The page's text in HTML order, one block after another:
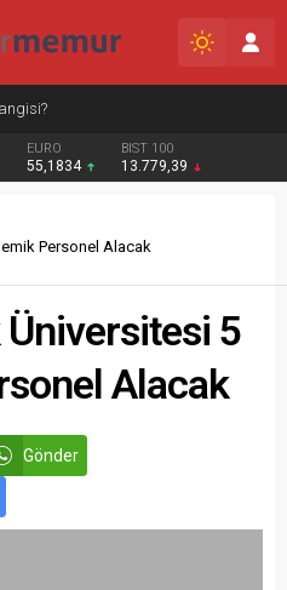
doğru sistem, temiz montaj
EURO
55,1834
BIST 100
13.779,39
Personel Alacak
Üniversitesi 5
Alacak
Gönder